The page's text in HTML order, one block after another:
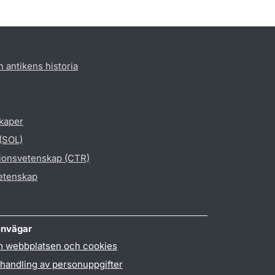
antikens historia
(CTR)
webbplatsen och cookies
av personuppgifter